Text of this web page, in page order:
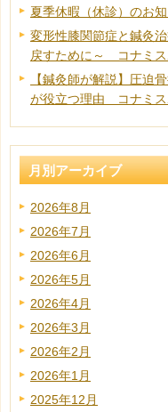
夏季休暇（休診）のお
変形性膝関節症と鍼灸
戻すために～ コナミ
【鍼灸師が解説】圧迫
が役立つ理由 コナミス
月別アーカイブ
2026年8月
2026年7月
2026年6月
2026年5月
2026年4月
2026年3月
2026年2月
2026年1月
2025年12月